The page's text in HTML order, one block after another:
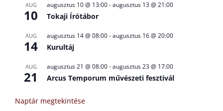
AUG
10
augusztus 10 @ 13:00-augusztus 13 @ 21:00
Tokaji Írótábor
AUG
14
augusztus 14 @ 08:00-augusztus 16 @ 20:00
Kurultáj
AUG
21
augusztus 21 @ 08:00-augusztus 23 @ 17:00
Arcus Temporum művészeti fesztivál
Naptár megtekintése